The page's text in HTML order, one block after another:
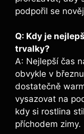
podpořil se
Q: Kdy je
trvalky?
A: Nejlepší⁣ čas
obvykle⁤ v
dostatečně
vysazovat na
kdy si rostlina
příchodem zimy.